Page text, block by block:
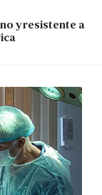
y resistente a